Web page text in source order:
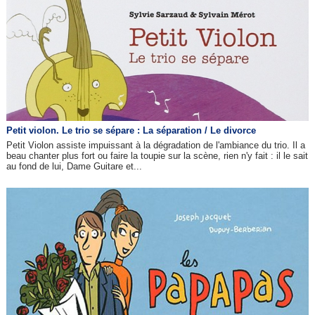
Petit violon. Le trio se sépare : La séparation / Le divorce
Petit Violon assiste impuissant à la dégradation de l'ambiance du trio. Il a
beau chanter plus fort ou faire la toupie sur la scène, rien n'y fait : il le sait
au fond de lui, Dame Guitare et...